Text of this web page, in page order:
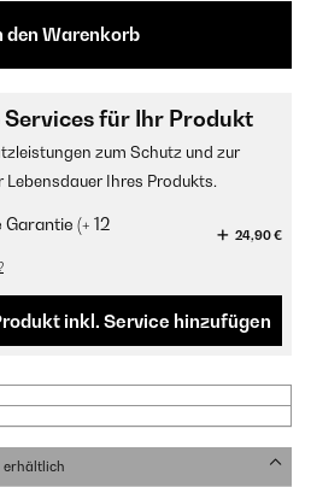
den Warenkorb
für Ihr Produkt
zum Schutz und zur
Lebensdauer Ihres Produkts.
(+ 12
24,90 €
inkl. Service hinzufügen
erhältlich